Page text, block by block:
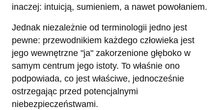
inaczej: intuicją, sumieniem, a nawet powołaniem.
Jednak niezależnie od terminologii jedno jest
pewne: przewodnikiem każdego człowieka jest
jego wewnętrzne "ja" zakorzenione głęboko w
samym centrum jego istoty. To właśnie ono
podpowiada, co jest właściwe, jednocześnie
ostrzegając przed potencjalnymi
niebezpieczeństwami.